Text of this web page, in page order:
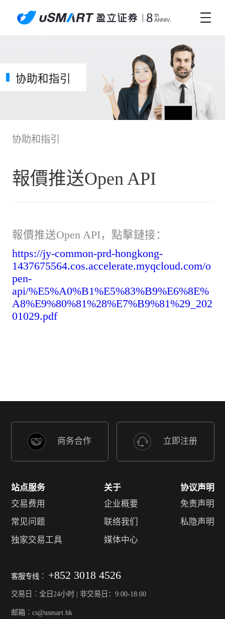
协助和指引
协助和指引
報價推送Open API
報價推送Open API，點擊鏈接：
https://jy-common-prd-hongkong-
1437675564.cos.accelerate.myqcloud.com/o
pen-
api/%E5%A0%B1%E5%83%B9%E6%8E%
A8%E9%80%81%28%E7%B9%81%29_202
01029.pdf
商务合作 立即注册
站点服务
交易费用
常见问题
独家交易工具
关于
企业概要
联络我们
媒体中心
协议声明
免责声明
私隐声明
客服专线︰ +852 3018 4526
交易日︰全日24小时 | 非交易日：9:00-18:00
邮箱︰cs@usmart.hk